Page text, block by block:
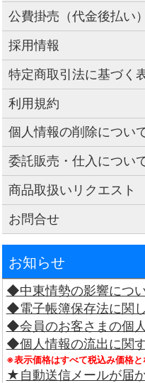
公費掛売（代金後払い）
採用情報
特定商取引法に基づく
利用規約
個人情報の削除につい
委託販売・仕入につい
商品取扱いリクエスト
お問合せ
お知らせ
◆中東情勢の影響につ
◆電子帳簿保存法に関
◆会員のお客さまの個
◆個人情報の流出に関
※表示価格はすべて税込み価格と
★自動送信メールが届